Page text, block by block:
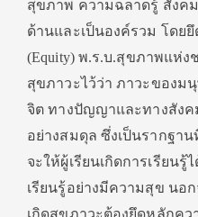
สุขภาพ ความฉลาดรู้ สังค
ด้านและเป็นองค์รวม โดย
(Equity) พ.ร.บ.สุขภาพแห่ง
สุขภาวะไว้ว่า ภาวะของม
จิต ทางปัญญาและทางสังค
อย่างสมดุล ซึ่งเป็นรากฐาน
จะให้ผู้เรียนเกิดการเรียน
เรียนรู้อย่างมีความสุข นอ
เกิดสุขภาวะต้องยึดหลักค